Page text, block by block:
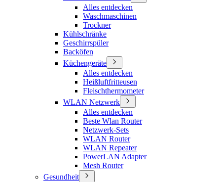
Alles entdecken
Waschmaschinen
Trockner
Kühlschränke
Geschirrspüler
Backöfen
Küchengeräte
Alles entdecken
Heißluftfritteusen
Fleischthermometer
WLAN Netzwerk
Alles entdecken
Beste Wlan Router
Netzwerk-Sets
WLAN Router
WLAN Repeater
PowerLAN Adapter
Mesh Router
Gesundheit